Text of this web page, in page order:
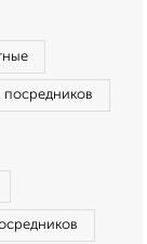
посредников